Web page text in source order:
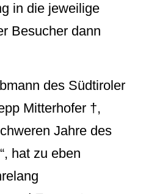
in die jeweilige
Besucher dann
des Südtiroler
Mitterhofer †,
Jahre des
hat zu eben